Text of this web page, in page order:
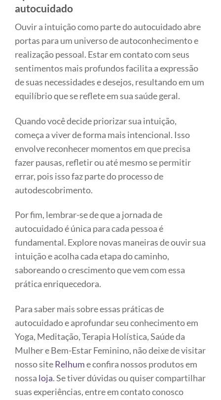
autocuidado
Ouvir a intuição como parte do autocuidado abre
portas para um universo de autoconhecimento e
realização pessoal. Estar em contato com seus
sentimentos mais profundos facilita a expressão
de suas necessidades e desejos, resultando em um
equilíbrio que se reflete em sua saúde geral.
Quando você decide priorizar sua intuição,
começa a viver de forma mais intencional. Isso
envolve reconhecer momentos em que precisa
fazer pausas, refletir ou até mesmo se permitir
errar, pois isso faz parte do processo de
autodescobrimento.
Por fim, lembrar-se de que a jornada de
autocuidado é única para cada pessoa é
fundamental. Explore novas maneiras de ouvir sua
intuição e acolha cada etapa do caminho,
saboreando o crescimento que vem com essa
prática enriquecedora.
Para saber mais sobre essas práticas de
autocuidado e aprofundar seu conhecimento em
Yoga, Meditação, Terapia Holística, Saúde da
Mulher e Bem-Estar Feminino, não deixe de visitar
nosso siteRelhume confira nossos produtos em
nossa loja. Se tiver dúvidas ou quiser compartilhar
suas experiências, entre em contato conosco